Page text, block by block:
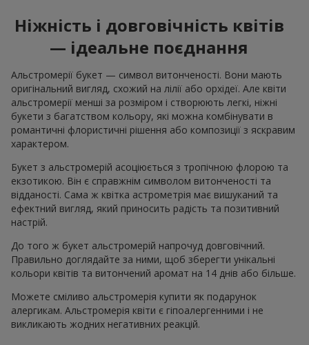
Ніжність і довговічність квітів
— ідеальне поєднання
Альстромерії букет — символ витонченості. Вони мають
оригінальний вигляд, схожий на лілії або орхідеї. Але квіти
альстромерії менші за розміром і створюють легкі, ніжні
букети з багатством кольору, які можна комбінувати в
романтичні флористичні рішення або композиції з яскравим
характером.
Букет з альстромерій асоціюється з тропічною флорою та
екзотикою. Він є справжнім символом витонченості та
відданості. Сама ж квітка астрометрія має вишуканий та
ефектний вигляд, який приносить радість та позитивний
настрій.
До того ж букет альстромерій напрочуд довговічний.
Правильно доглядайте за ними, щоб зберегти унікальні
кольори квітів та витончений аромат на 14 днів або більше.
Можете сміливо альстромерія купити як подарунок
алергикам. Альстромерія квіти є гіпоалергенними і не
викликають жодних негативних реакцій.